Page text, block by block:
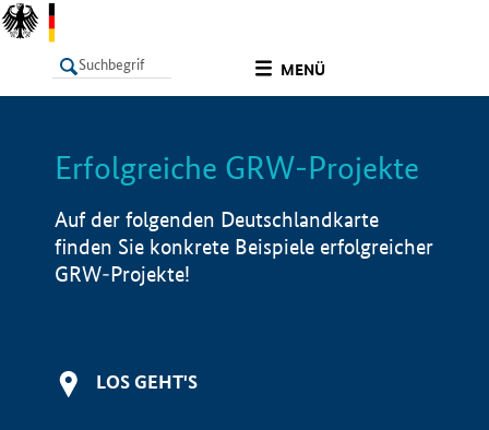
MENÜ
LISTE Info
Erfolgreiche GRW-Projekte
Auf der folgenden Deutschlandkarte
finden Sie konkrete Beispiele erfolgreicher
GRW-Projekte!
LOS GEHT'S